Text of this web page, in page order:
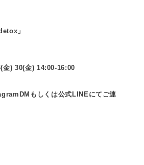
」
金) 30(金) 14:00-16:00
もしくは公式LINEにてご連